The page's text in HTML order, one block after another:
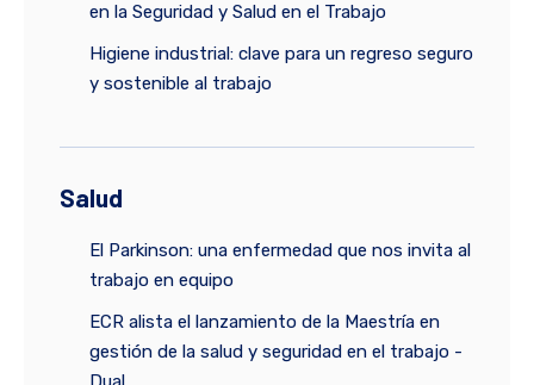
en la Seguridad y Salud en el Trabajo
Higiene industrial: clave para un regreso seguro
y sostenible al trabajo
Salud
El Parkinson: una enfermedad que nos invita al
trabajo en equipo
ECR alista el lanzamiento de la Maestría en
gestión de la salud y seguridad en el trabajo -